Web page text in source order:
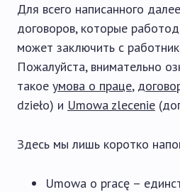
Для всего написанного
договоров, которые
может заключить с
Пожалуйста, внимательно
такое умова о праце,
dzieło) и Umowa zlecenie
Здесь мы лишь коротко
Umowa o pracę –